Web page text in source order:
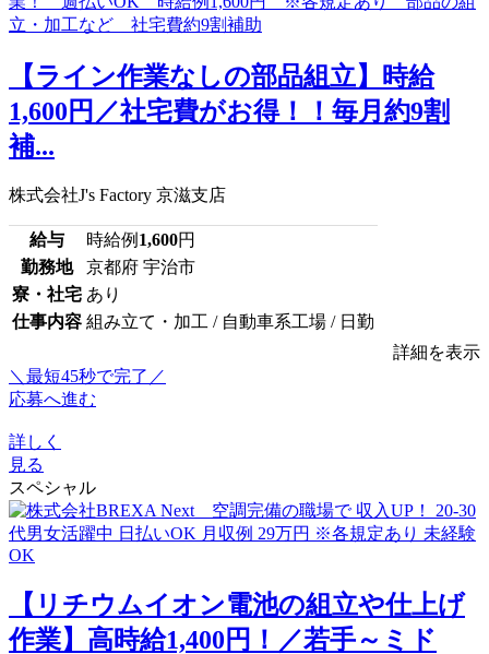
【ライン作業なしの部品組立】時給
1,600円／社宅費がお得！！毎月約9割
補...
株式会社J's Factory 京滋支店
給与 時給例 1,600円
勤務地
京都府 宇治市
寮・社宅 あり
仕事内容 組み立て・加工 / 自動車系工場 / 日勤
詳細を表示
＼最短45秒で完了／
応募へ進む
詳しく
見る
スペシャル
【リチウムイオン電池の組立や仕上げ
作業】高時給1,400円！／若手～ミド